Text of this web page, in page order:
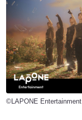
©LAPONE Entertainment